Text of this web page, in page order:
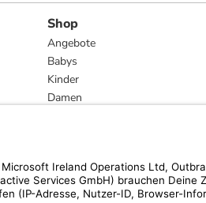
Shop
Angebote
Babys
Kinder
Damen
Marken